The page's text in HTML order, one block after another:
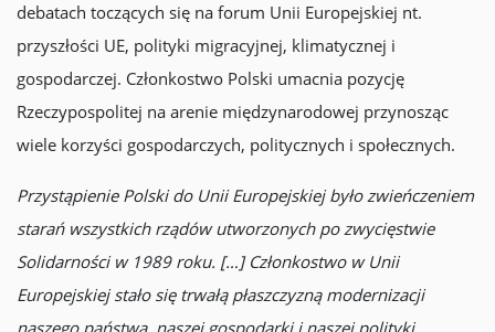
debatach toczących się na forum Unii Europejskiej nt.
przyszłości UE, polityki migracyjnej, klimatycznej i
gospodarczej. Członkostwo Polski umacnia pozycję
Rzeczypospolitej na arenie międzynarodowej przynosząc
wiele korzyści gospodarczych, politycznych i społecznych.
Przystąpienie Polski do Unii Europejskiej było zwieńczeniem
starań wszystkich rządów utworzonych po zwycięstwie
Solidarności w 1989 roku. […] Członkostwo w Unii
Europejskiej stało się trwałą płaszczyzną modernizacji
naszego państwa, naszej gospodarki i naszej polityki